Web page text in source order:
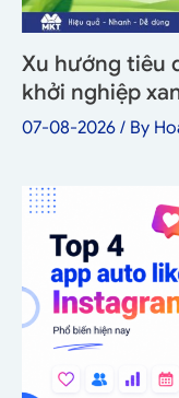
Xu hướng tiêu
khởi nghiệp
07-08-2026 / By